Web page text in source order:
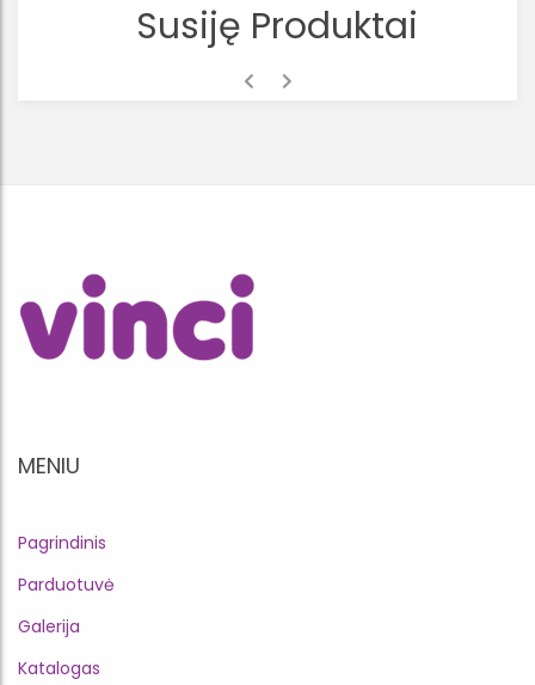
Susiję Produktai
MENIU
Pagrindinis
Parduotuvė
Galerija
Katalogas